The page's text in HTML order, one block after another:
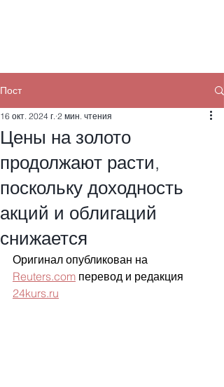
Пост
Цены на золото
продолжают расти,
поскольку доходность
акций и облигаций
снижается
16 окт. 2024 г. 2 мин. чтения
Оригинал опубликован на
Reuters.com перевод и редакция
24kurs.ru